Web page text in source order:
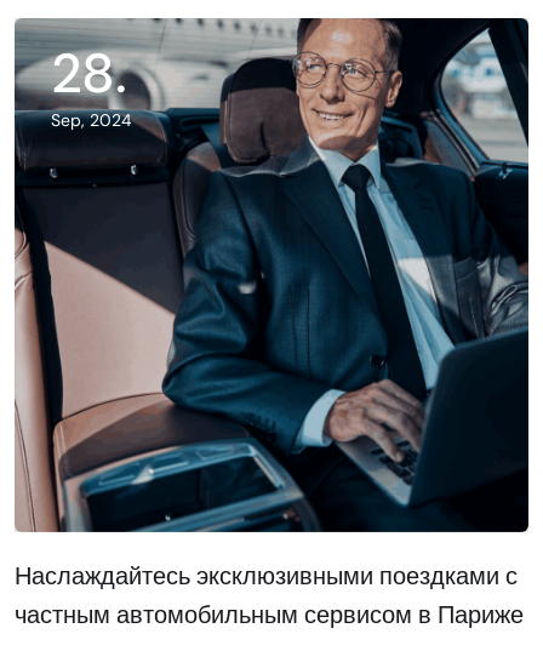
28.
Sep, 2024
Наслаждайтесь эксклюзивными поездками с
частным автомобильным сервисом в Париже